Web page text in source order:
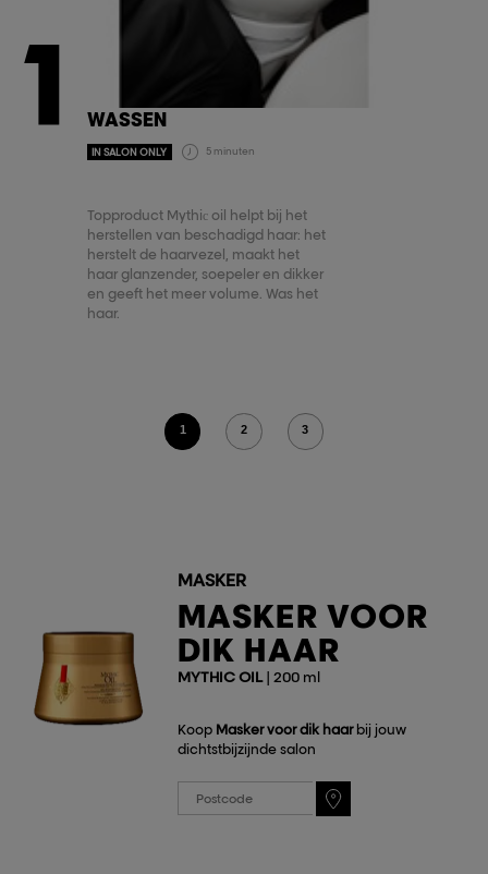
1 WASSEN
IN SALON ONLY 5 minuten
Topproduct Mythiс oil helpt bij het
herstellen van beschadigd haar: het
herstelt de haarvezel, maakt het
haar glanzender, soepeler en dikker
en geeft het meer volume. Was het
haar.
1 2 3
MASKER
MASKER VOOR
DIK HAAR
MYTHIC OIL| 200 ml
Koop Masker voor dik haar bij jouw
dichtstbijzijnde salon